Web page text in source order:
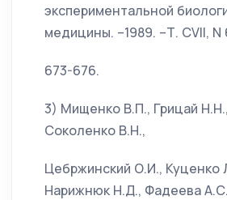
экспериментальной
медицины. –1989. –Т. СVII, N
673-676.
3) Мищенко В.П., Грицай
Соколенко В.Н.,
Цебржинский О.И., Куценко
Нарижнюк Н.Д., Фадеева